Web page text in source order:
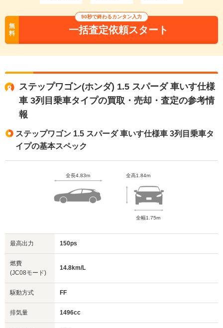
無
料
90秒で終わるカンタン入力
一括査定依頼スタート
ステップワゴン(ホンダ) 1.5 スパーダ 車いす仕様
車 3列目乗車タイプの買取・売却・査定の参考情
報
ステップワゴン 1.5 スパーダ 車いす仕様車 3列目乗車タ
イプの基本スペック
全長4.83m 全高1.84m
全幅1.75m
最高出力 150ps
燃費
(JC08モード)
14.8km/L
駆動方式 FF
排気量 1496cc